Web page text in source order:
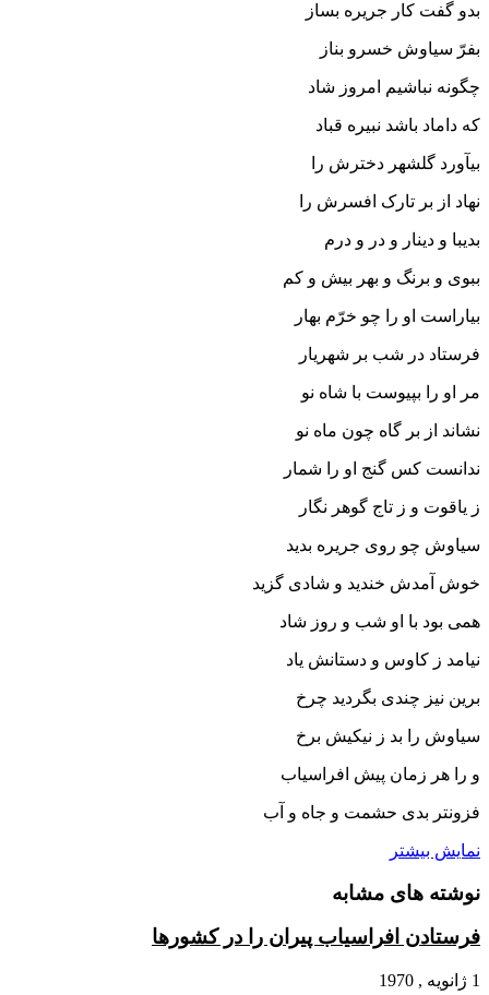
بدو گفت کار جریره بساز
بفرّ سیاوش خسرو بناز
چگونه نباشیم امروز شاد
که داماد باشد نبیره قباد
بیآورد گلشهر دخترش را
نهاد از بر تارک افسرش را
بدیبا و دینار و در و درم
ببوى و برنگ و بهر بیش و کم‏
بیاراست او را چو خرّم بهار
فرستاد در شب بر شهریار
مر او را بپیوست با شاه نو
نشاند از بر گاه چون ماه نو
ندانست کس گنج او را شمار
ز یاقوت و ز تاج گوهر نگار
سیاوش چو روى جریره بدید
خوش آمدش خندید و شادى گزید
همى بود با او شب و روز شاد
نیامد ز کاوس و دستانش یاد
برین نیز چندى بگردید چرخ
سیاوش را بد ز نیکیش برخ‏
و را هر زمان پیش افراسیاب
فزونتر بدى حشمت و جاه و آب‏
نمایش بیشتر
نوشته های مشابه
فرستادن افراسیاب پیران را در کشورها
1 ژانویه , 1970